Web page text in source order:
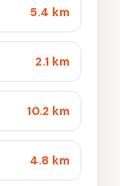
5.4 km
2.1 km
10.2 km
4.8 km